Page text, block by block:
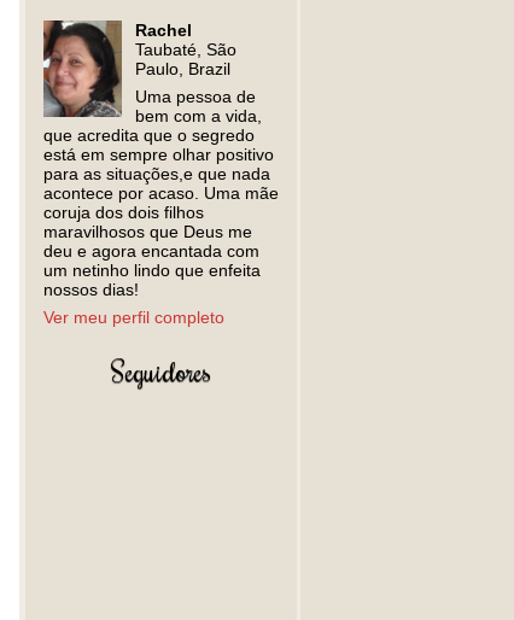
Rachel
Taubaté, São
Paulo, Brazil
Uma pessoa de
bem com a vida,
que acredita que o segredo
está em sempre olhar positivo
para as situações,e que nada
acontece por acaso. Uma mãe
coruja dos dois filhos
maravilhosos que Deus me
deu e agora encantada com
um netinho lindo que enfeita
nossos dias!
Ver meu perfil completo
Seguidores